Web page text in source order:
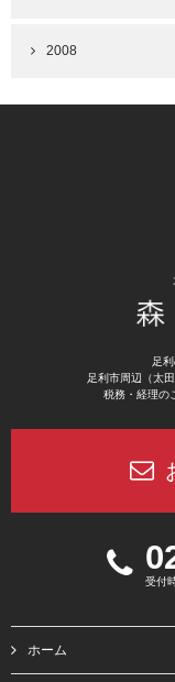
2008
足
足利市周辺（太
税務・経理の
受付
ホーム